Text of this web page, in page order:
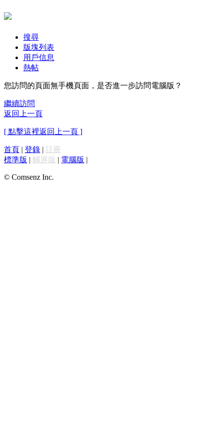
搜尋
版塊列表
用戶信息
熱帖
您訪問的頁面無手機頁面，是否進一步訪問電腦版？
繼續訪問
返回上一頁
[ 點擊這裡返回上一頁 ]
首頁 | 登錄 | 註冊
標準版 | 觸屏版 | 電腦版 |
© Comsenz Inc.